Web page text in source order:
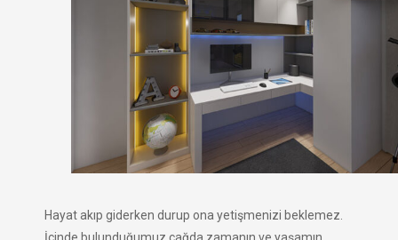
Hayat akıp giderken durup ona yetişmenizi beklemez.